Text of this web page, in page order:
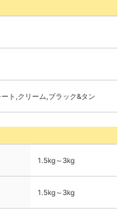
ト,クリーム,ブラック&タン
1.5kg～3kg
1.5kg～3kg